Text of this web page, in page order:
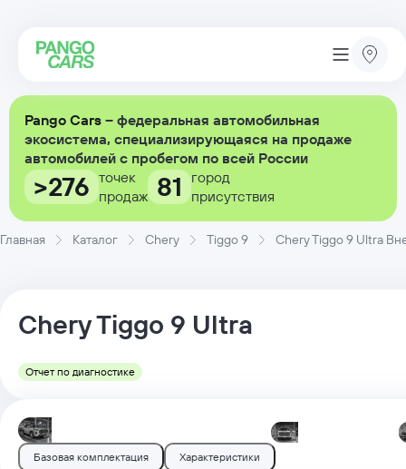
Pango Cars – федеральная автомобильная
экосистема, специализирующаяся на продаже
автомобилей с пробегом по всей России
>276 точек
продаж 81
город
присутствия
Главная Каталог Chery Tiggo 9 Chery Tiggo 9 Ultra
CheryTiggo 9 Ultra
Отчет по диагностике
Базовая комплектация Характеристики